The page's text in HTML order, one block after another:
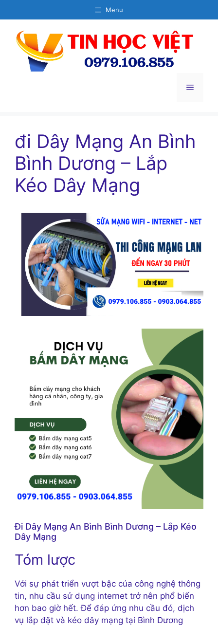
đến
dung
Menu
Menu
đi Dây Mạng An Bình
Bình Dương – Lắp
Kéo Dây Mạng
Đi Dây Mạng An Bình Bình Dương – Lắp Kéo
Dây Mạng
Tóm lược
Với sự phát triển vượt bậc của công nghệ thông
tin, nhu cầu sử dụng internet trở nên phổ biến
hơn bao giờ hết. Để đáp ứng nhu cầu đó, dịch
vụ lắp đặt và kéo dây mạng tại Bình Dương